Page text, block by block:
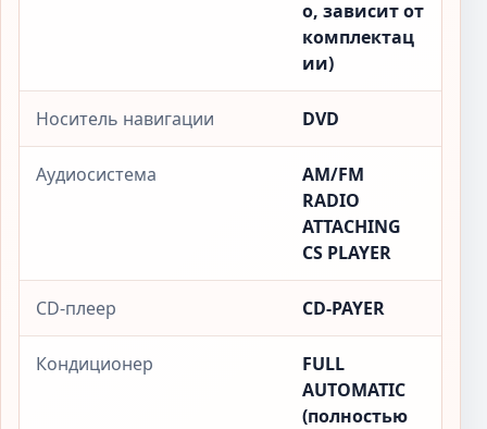
о, зависит от
комплектац
ии)
Носитель навигации DVD
Аудиосистема
AM/FM
RADIO
ATTACHING
CS PLAYER
CD-плеер CD-PAYER
Кондиционер
FULL
AUTOMATIC
(полностью